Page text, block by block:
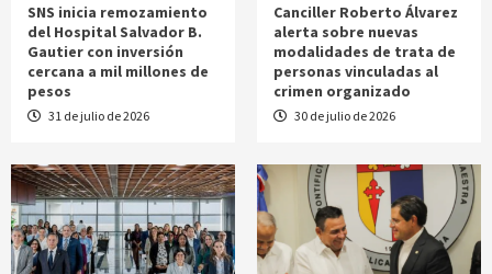
SNS inicia remozamiento
del Hospital Salvador B.
Gautier con inversión
cercana a mil millones de
pesos
31 de julio de 2026
Canciller Roberto Álvarez
alerta sobre nuevas
modalidades de trata de
personas vinculadas al
crimen organizado
30 de julio de 2026